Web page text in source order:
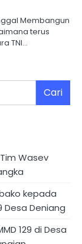
Membangun
terus
TNI…
Cari
Wasev
kepada
Desa Deniang
129 di Desa